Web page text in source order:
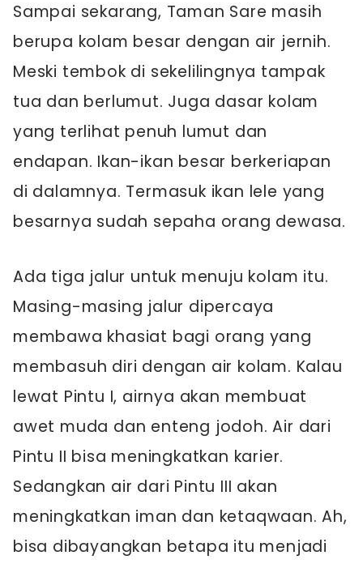
Sampai sekarang, Taman Sare masih
berupa kolam besar dengan air jernih.
Meski tembok di sekelilingnya tampak
tua dan berlumut. Juga dasar kolam
yang terlihat penuh lumut dan
endapan. Ikan-ikan besar berkeriapan
di dalamnya. Termasuk ikan lele yang
besarnya sudah sepaha orang dewasa.
Ada tiga jalur untuk menuju kolam itu.
Masing-masing jalur dipercaya
membawa khasiat bagi orang yang
membasuh diri dengan air kolam. Kalau
lewat Pintu I, airnya akan membuat
awet muda dan enteng jodoh. Air dari
Pintu II bisa meningkatkan karier.
Sedangkan air dari Pintu III akan
meningkatkan iman dan ketaqwaan. Ah,
bisa dibayangkan betapa itu menjadi